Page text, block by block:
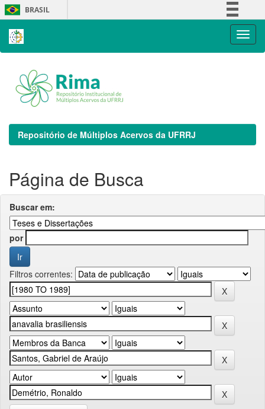
Skip
navigation
BRASIL
Repositório de Múltiplos Acervos da UFRRJ
Página de Busca
Buscar em:
por
Filtros correntes: